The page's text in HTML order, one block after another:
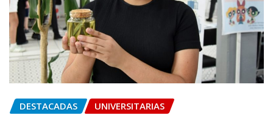
DESTACADAS UNIVERSITARIAS